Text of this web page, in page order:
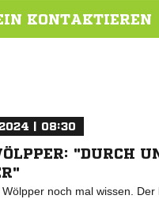
KONTAKTIEREN
| 08:30
"DURCH
noch mal wissen. Der